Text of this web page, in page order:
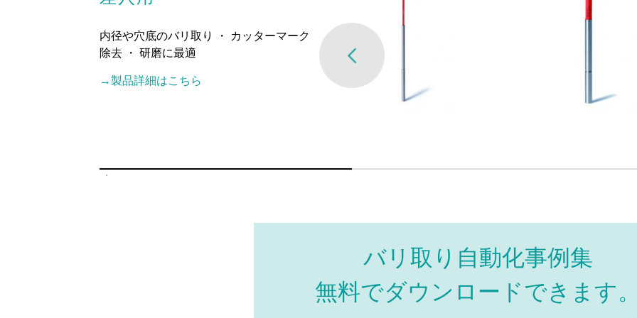
内径や穴底のバリ取り ・ カッターマーク
除去 ・ 研磨に最適
→製品詳細はこちら
バリ取り自動化事例集
無料でダウンロードできます